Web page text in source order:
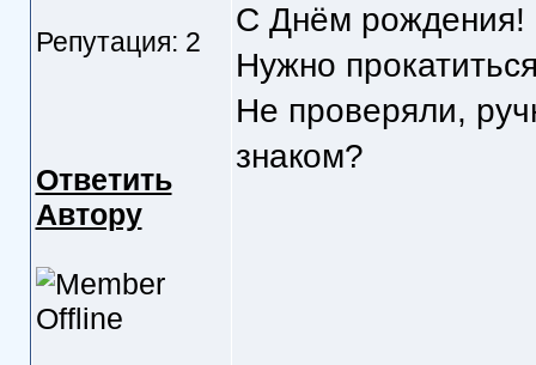
Репутация: 2
Ответить
Автору
С Днём рождения!
Нужно
Не проверяли,
знаком?